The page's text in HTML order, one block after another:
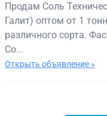
Продам Соль
Галит) оптом от 1
различного сорта.
Со...
Открыть объявление »